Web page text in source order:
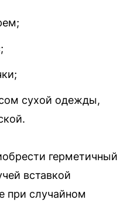
сухой одежды,
герметичный
вставкой
при случайном